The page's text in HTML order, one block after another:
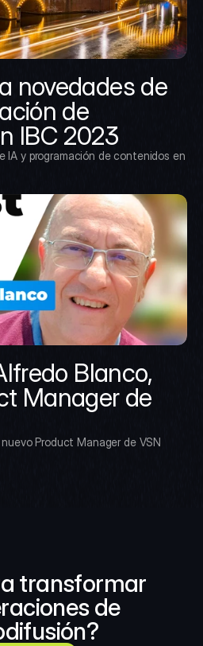
novedades de
de
IBC 2023
IA y programación de contenidos en
Blanco,
Manager de
Product Manager de VSN
transformar
de